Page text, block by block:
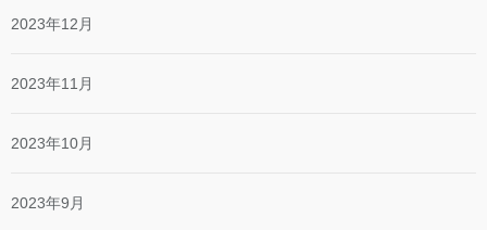
2023年12月
2023年11月
2023年10月
2023年9月